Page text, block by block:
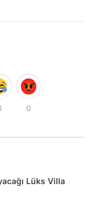
0
Lüks Villa